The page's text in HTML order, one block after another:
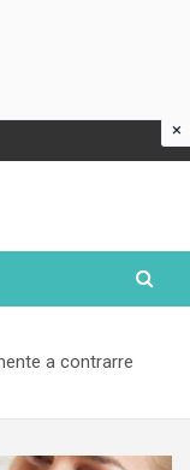
a contrarre
×